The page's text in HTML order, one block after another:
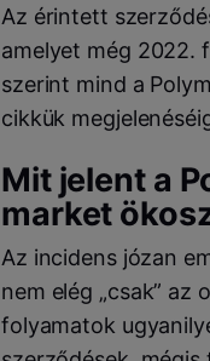
Az érintett
amelyet még 2022.
szerint mind a
cikkük
Mit jelent a
market
Az incidens józan
nem elég „csak”
folyamatok